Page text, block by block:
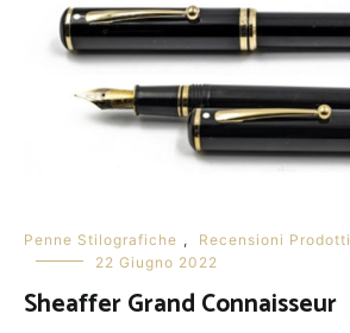
Penne Stilografiche , Recensioni Prodotti
22 Giugno 2022
Sheaffer Grand Connaisseur